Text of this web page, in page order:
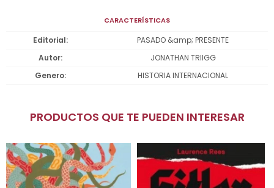
CARACTERÍSTICAS
Editorial
PASADO &amp; PRESENTE
Autor
JONATHAN TRIIGG
Genero
HISTORIA INTERNACIONAL
PRODUCTOS QUE TE PUEDEN INTERESAR